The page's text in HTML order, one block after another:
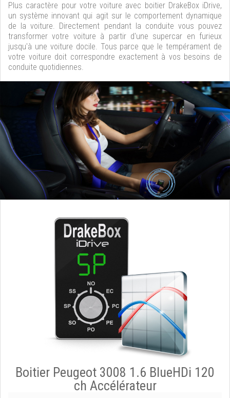
Plus caractère pour votre voiture avec boitier DrakeBox iDrive,
un système innovant qui agit sur le comportement dynamique
de la voiture. Directement pendant la conduite vous pouvez
transformer votre voiture à partir d'une supercar en furieux
jusqu'à une voiture docile. Tous parce que le tempérament de
votre voiture doit correspondre exactement à vos besoins de
conduite quotidiennes.
Boitier Peugeot 3008 1.6 BlueHDi 120
ch Accélérateur